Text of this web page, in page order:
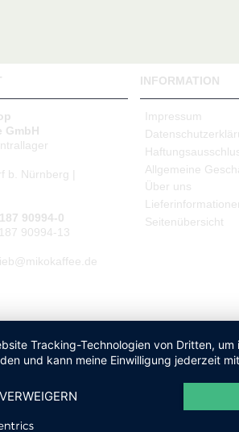
GmbH
b. Nürnberg |
90994-0
90994-13
INFORMATION
Impressum
Allgemeine
Über uns
Seitenübersicht
Tracking-Technologien von Dritten,
und kann meine Einwilligung jederzeit
VERWEIGERN